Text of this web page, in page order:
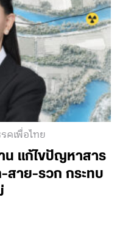
คเพื่อไทย
น แก้ไขปัญหาสาร
าย-รวก กระทบ